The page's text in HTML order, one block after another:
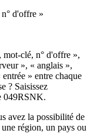
d'offre »
mot-clé, n° d'offre »,
», « anglais »,
» entre chaque
? Saisissez
049RSNK.
avez la possibilité de
région, un pays ou